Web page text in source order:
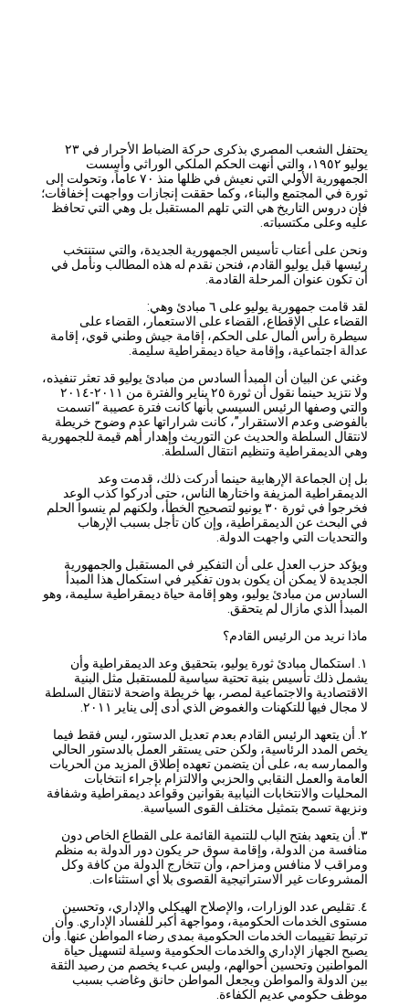
يحتفل الشعب المصري بذكرى حركة الضباط الأحرار في ٢٣
يوليو ١٩٥٢، والتي أنهت الحكم الملكي الوراثي وأسست
الجمهورية الأولي التي نعيش في ظلها منذ ٧٠ عاماً، وتحولت إلى
ثورة في المجتمع والبناء، وكما حققت إنجازات وواجهت إخفاقات؛
فإن دروس التاريخ هي التي تلهم المستقبل بل وهي التي تحافظ
عليه وعلى مكتسباته.
ونحن على أعتاب تأسيس الجمهورية الجديدة، والتي ستنتخب
رئيسها قبل يوليو القادم، فنحن نقدم له هذه المطالب ونأمل في
أن تكون عنوان المرحلة القادمة.
لقد قامت جمهورية يوليو على ٦ مبادئ وهي:
القضاء على الإقطاع، القضاء على الاستعمار، القضاء على
سيطرة رأس المال على الحكم، إقامة جيش وطني قوي، إقامة
عدالة اجتماعية، وإقامة حياة ديمقراطية سليمة.
وغني عن البيان أن المبدأ السادس من مبادئ يوليو قد تعثر تنفيذه،
ولا نتزيد حينما نقول أن ثورة ٢٥ يناير والفترة من ٢٠١١-٢٠١٤
والتي وصفها الرئيس السيسي بأنها كانت فترة عصيبة “اتسمت
بالفوضى وعدم الاستقرار”، كانت شراراتها عدم وضوح خريطة
لانتقال السلطة والحديث عن التوريث وإهدار أهم قيمة للجمهورية
وهي الديمقراطية وتنظيم انتقال السلطة.
بل إن الجماعة الإرهابية حينما أدركت ذلك، قدمت وعد
الديمقراطية المزيفة واختارها الناس، حتى أدركوا كذب الوعد
فخرجوا في ثورة ٣٠ يونيو لتصحيح الخطأ، ولكنهم لم ينسوا الحلم
في البحث عن الديمقراطية، وإن كان تأجل بسبب الإرهاب
والتحديات التي واجهت الدولة.
ويؤكد حزب العدل على أن التفكير في المستقبل والجمهورية
الجديدة لا يمكن أن يكون بدون تفكير في استكمال هذا المبدأ
السادس من مبادئ يوليو، وهو إقامة حياة ديمقراطية سليمة، وهو
المبدأ الذي مازال لم يتحقق.
ماذا نريد من الرئيس القادم؟
١. استكمال مبادئ ثورة يوليو، بتحقيق وعد الديمقراطية وأن
يشمل ذلك تأسيس بنية تحتية سياسية للمستقبل مثل البنية
الاقتصادية والاجتماعية لمصر، بها خريطة واضحة لانتقال السلطة
لا مجال فيها للتكهنات والغموض الذي أدى إلى يناير ٢٠١١.
٢. أن يتعهد الرئيس القادم بعدم تعديل الدستور، ليس فقط فيما
يخص المدد الرئاسية، ولكن حتى يستقر العمل بالدستور الحالي
والممارسه به، على أن يتضمن تعهده إطلاق المزيد من الحريات
العامة والعمل النقابي والحزبي والالتزام بإجراء انتخابات
المحليات والانتخابات النيابية بقوانين وقواعد ديمقراطية وشفافة
ونزيهة تسمح بتمثيل مختلف القوى السياسية.
٣. أن يتعهد بفتح الباب للتنمية القائمة على القطاع الخاص دون
منافسة من الدولة، وإقامة سوق حر يكون دور الدولة به منظم
ومراقب لا منافس ومزاحم، وأن تتخارج الدولة من كافة وكل
المشروعات غير الاستراتيجية القصوى بلا أي استثناءات.
٤. تقليص عدد الوزارات، والإصلاح الهيكلي والإداري، وتحسين
مستوى الخدمات الحكومية، ومواجهة أكبر للفساد الإداري. وأن
ترتبط تقييمات الخدمات الحكومية بمدى رضاء المواطن عنها. وأن
يصبح الجهاز الإداري والخدمات الحكومية وسيلة لتسهيل حياة
المواطنين وتحسين أحوالهم، وليس عبء يخصم من رصيد الثقة
بين الدولة والمواطن ويجعل المواطن حانق وغاضب بسبب
موظف حكومي عديم الكفاءة.